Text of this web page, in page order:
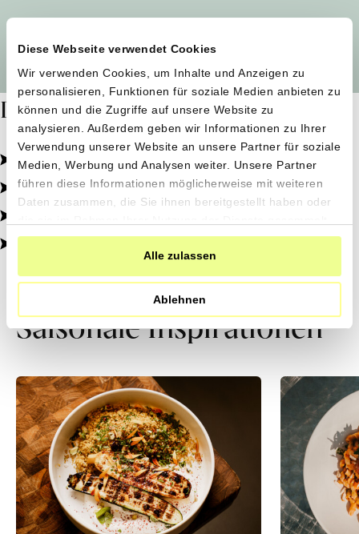
Diese Webseite verwendet Cookies
Wir verwenden Cookies, um Inhalte und Anzeigen zu
personalisieren, Funktionen für soziale Medien anbieten zu
können und die Zugriffe auf unsere Website zu
analysieren. Außerdem geben wir Informationen zu Ihrer
Verwendung unserer Website an unsere Partner für soziale
Medien, Werbung und Analysen weiter. Unsere Partner
führen diese Informationen möglicherweise mit weiteren
Daten zusammen, die Sie ihnen bereitgestellt haben oder
haben.
Alle zulassen
Ablehnen
Dafür stehen wir
Pestizidfrei angebaut, schonend verarbeitet.
Natürliche Zutaten, echter Geschmack.
Von kleinen Höfen, direkt zu dir.
100% transparent, 0% Zusatzstoffe.
Saisonale Inspirationen